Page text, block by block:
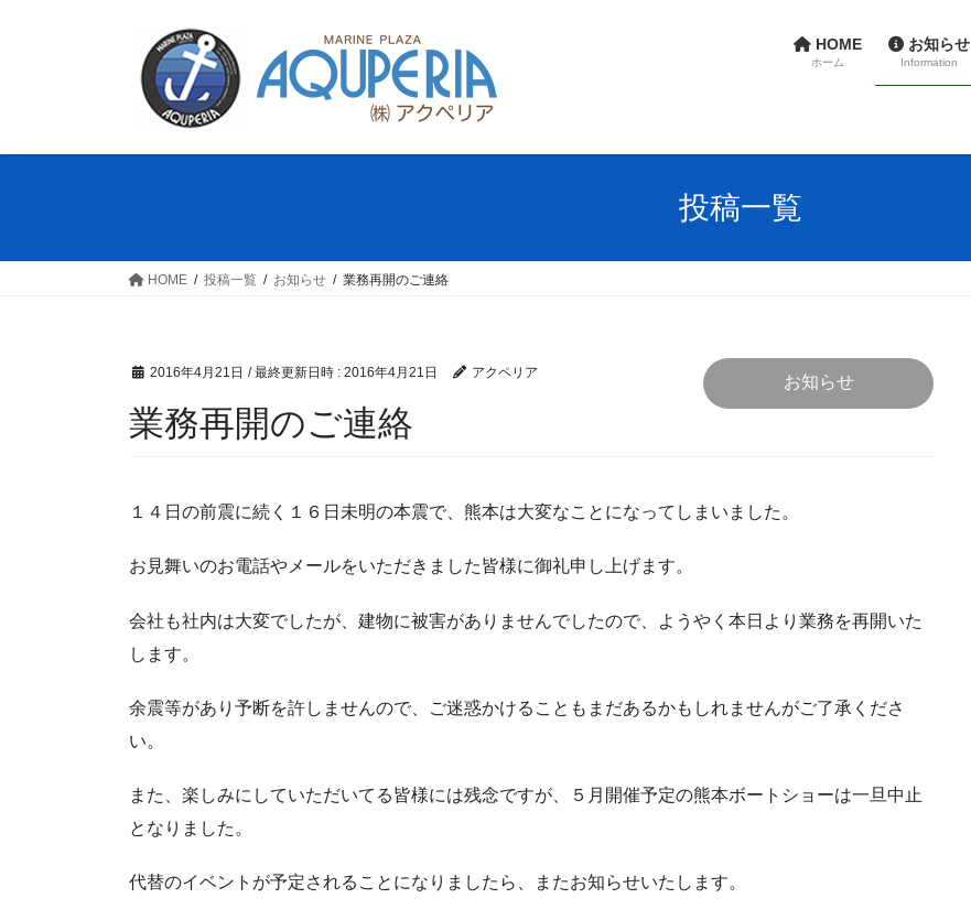
HOME
ホーム
お知らせ
Information
投稿一覧
HOME 投稿一覧 お知らせ 業務再開のご連絡
2016年4月21日 / 最終更新日時 : 2016年4月21日 アクペリア お知らせ
業務再開のご連絡
１４日の前震に続く１６日未明の本震で、熊本は大変なことになってしまいました。
お見舞いのお電話やメールをいただきました皆様に御礼申し上げます。
会社も社内は大変でしたが、建物に被害がありませんでしたので、ようやく本日より業務を再開いた
します。
余震等があり予断を許しませんので、ご迷惑かけることもまだあるかもしれませんがご了承くださ
い。
また、楽しみにしていただいてる皆様には残念ですが、５月開催予定の熊本ボートショーは一旦中止
となりました。
代替のイベントが予定されることになりましたら、またお知らせいたします。